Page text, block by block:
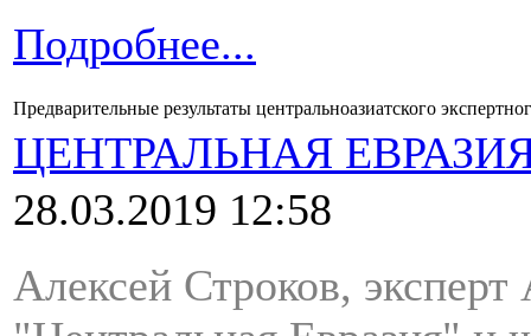
Подробнее...
Предварительные результаты центральноазиатского
ЦЕНТРАЛЬНАЯ
28.03.2019 12:58
Алексей Строков,